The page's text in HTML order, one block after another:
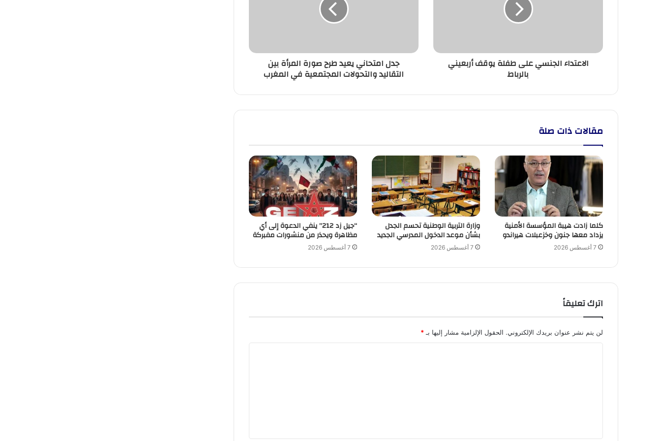
الاعتداء الجنسي على طفلة يوقف أربعيني
بالرباط
والتحولات
المجتمعيةجدل امتحاني يعيد طرح صورة المرأة بين
التقاليد والتحولات المجتمعية في المغرب
مقالات ذات صلة
كلما زادت هيبة المؤسسة الأمنية
يزداد معها جنون وخزعبلات هيراندو
7 أغسطس 2026
وزارة التربية الوطنية تحسم الجدل
بشأن موعد الدخول المدرسي الجديد
7 أغسطس 2026
“جيل زد 212” ينفي الدعوة إلى أي
مظاهرة ويحذر من منشورات مفبركة
7 أغسطس 2026
اترك تعليقاً
لن يتم نشر عنوان بريدك الإلكتروني. الحقول الإلزامية مشار إليها بـ*
ق